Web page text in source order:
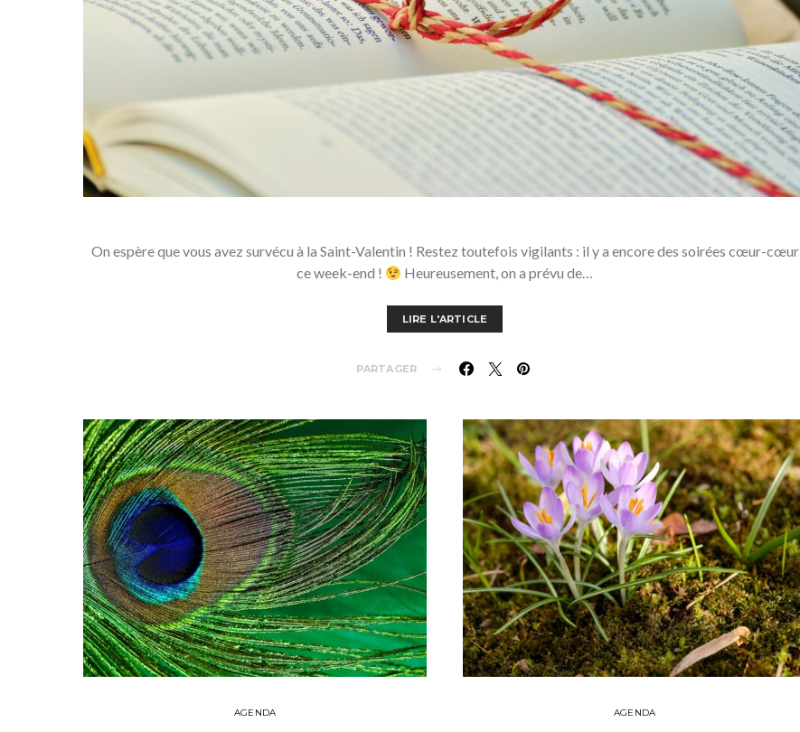
On espère que vous avez survécu à la Saint-Valentin ! Restez toutefois vigilants : il y a encore des soirées cœur-cœur
ce week-end !
Heureusement, on a prévu de…
LIRE L'ARTICLE
PARTAGER
AGENDA AGENDA